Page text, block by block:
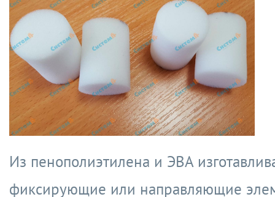
Из пенополиэтилена и ЭВА
фиксирующие или направляющие